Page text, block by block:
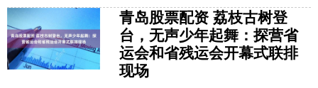
青岛股票配资 荔枝古树登
台，无声少年起舞：探营省
运会和省残运会开幕式联排
现场